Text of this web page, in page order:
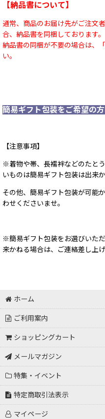
【納品書について】
通常、商品のお届け先がご注文
合、納品書を同梱しております。
納品書の同梱が不要の場合は、
い。
簡易ギフト包装をご希望の
【注意事項】
※着物や帯、長襦袢などのたと
いものは簡易ギフト包装は出来か
その他、簡易ギフト包装が可能
わせくださいませ。
※簡易ギフト包装をお選びいた
来かねる場合は、ご連絡差し上げ
ホーム
ご利用案内
ショッピングカート
メールマガジン
特集・イベント
特定商取引法表示
マイページ